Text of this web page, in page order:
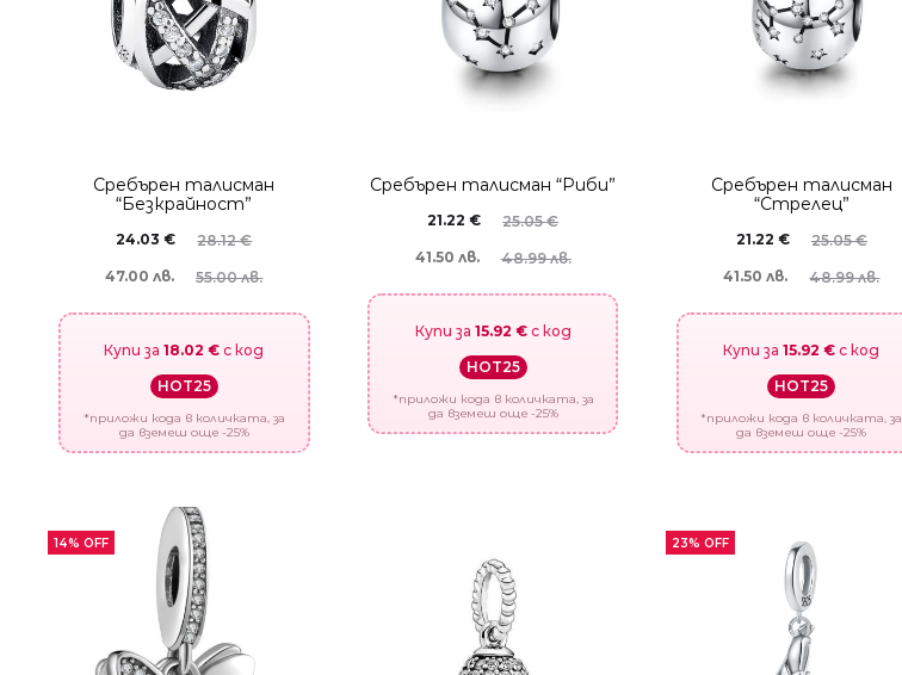
Сребърен талисман
“Безкрайност”
28.12€
24.03€
55.00 лв.
47.00 лв.
Купи за18.02 € с код
HOT25
*приложи кода в количката, за
да вземеш още -25%
Сребърен талисман “Риби”
25.05€
21.22€
48.99 лв.
41.50 лв.
Купи за 15.92 €с код
HOT25
*приложи кода в количката, за
да вземеш още -25%
Сребърен талисман
“Стрелец”
25.05€
21.22 €
48.99 лв.
41.50 лв.
Купи за15.92 € с код
HOT25
*приложи кода в количката, за
да вземеш още -25%
14% OFF 23% OFF